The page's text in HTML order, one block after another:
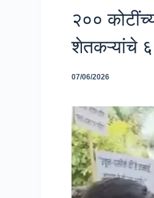
२००
शेतकऱ्यांचे
07/06/2026